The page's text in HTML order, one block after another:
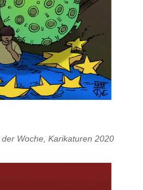
Woche, Karikaturen 2020